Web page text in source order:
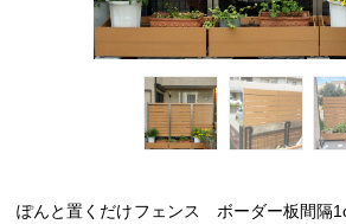
ぽんと置くだけフェンス ボーダー板間隔